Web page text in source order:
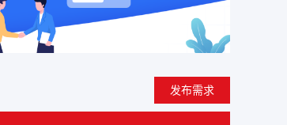
发布需求
注册